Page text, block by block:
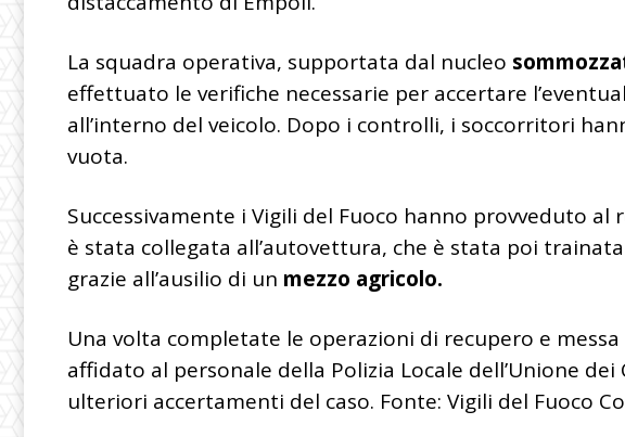
La squadra operativa, supportata dal nucleo
effettuato le verifiche necessarie per accertare
all’interno del veicolo. Dopo i controlli, i soccorritori
vuota.
Successivamente i Vigili del Fuoco hanno provveduto al
è stata collegata all’autovettura, che è stata poi
grazie all’ausilio di un mezzo agricolo.
Una volta completate le operazioni di recupero e
affidato al personale della Polizia Locale dell’Unione
ulteriori accertamenti del caso. Fonte: Vigili del Fuoco